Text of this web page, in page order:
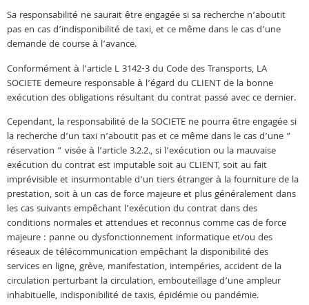
Sa responsabilité ne saurait être engagée si sa recherche n’aboutit
pas en cas d’indisponibilité de taxi, et ce même dans le cas d’une
demande de course à l’avance.
Conformément à l’article L 3142-3 du Code des Transports, LA
SOCIETE demeure responsable à l’égard du CLIENT de la bonne
exécution des obligations résultant du contrat passé avec ce dernier.
Cependant, la responsabilité de la SOCIETE ne pourra être engagée si
la recherche d’un taxi n’aboutit pas et ce même dans le cas d’une ”
réservation ” visée à l’article 3.2.2., si l’exécution ou la mauvaise
exécution du contrat est imputable soit au CLIENT, soit au fait
imprévisible et insurmontable d’un tiers étranger à la fourniture de la
prestation, soit à un cas de force majeure et plus généralement dans
les cas suivants empêchant l’exécution du contrat dans des
conditions normales et attendues et reconnus comme cas de force
majeure : panne ou dysfonctionnement informatique et/ou des
réseaux de télécommunication empêchant la disponibilité des
services en ligne, grève, manifestation, intempéries, accident de la
circulation perturbant la circulation, embouteillage d’une ampleur
inhabituelle, indisponibilité de taxis, épidémie ou pandémie.